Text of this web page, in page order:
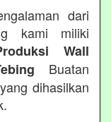
dari
kami miliki
Wall
Buatan
dihasilkan